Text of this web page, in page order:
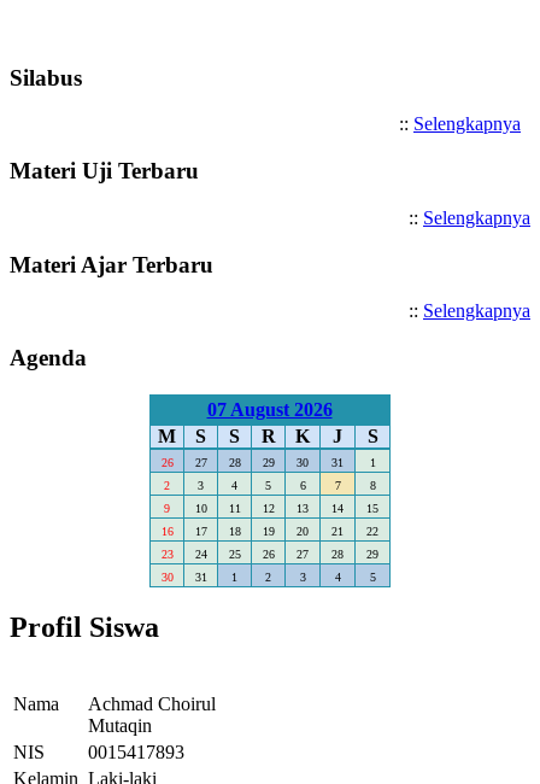
Silabus
:: Selengkapnya
Materi Uji Terbaru
:: Selengkapnya
Materi Ajar Terbaru
:: Selengkapnya
Agenda
07 August 2026
M
S S R K J S
26 27 28 29 30 31
1
2
3 4 5 6 7
8
9
10 11 12 13 14
15
16
17 18 19 20 21
22
23
24 25 26 27 28
29
30
31 1 2 3 4 5
Profil Siswa
Nama
Achmad Choirul
Mutaqin
NIS
0015417893
Kelamin Laki-laki